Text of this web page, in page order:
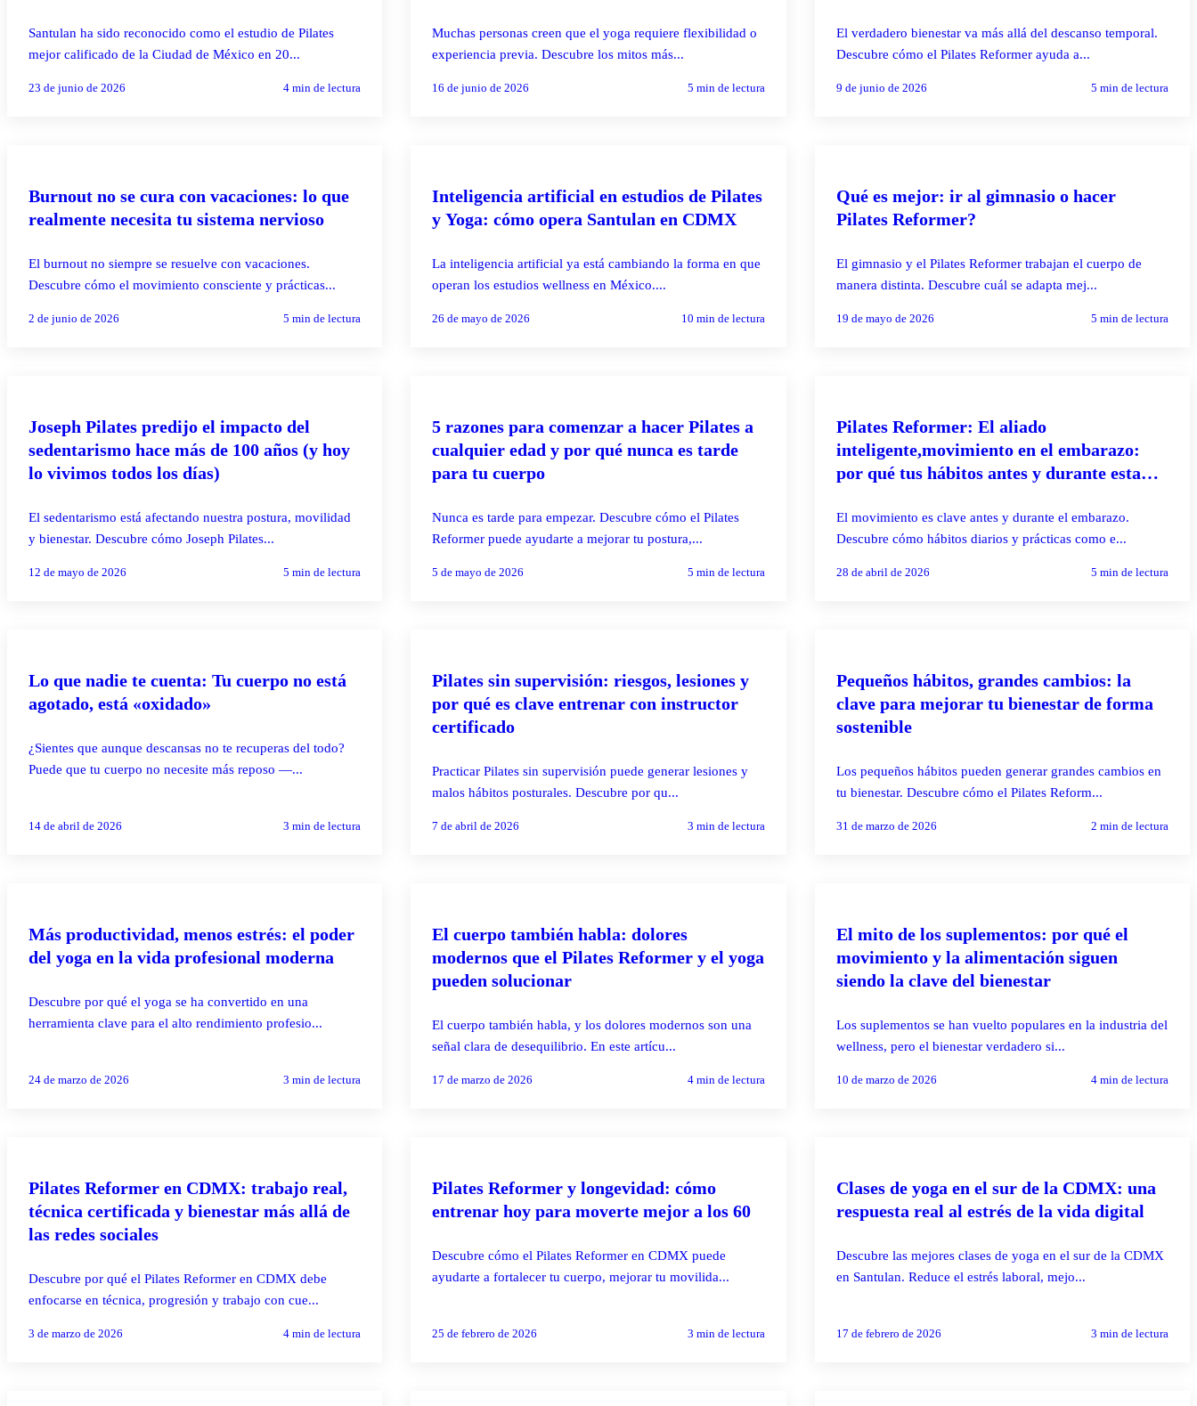
Santulan ha sido reconocido como el estudio de Pilates
mejor calificado de la Ciudad de México en 20...
23 de junio de 2026 4 min de lectura
Muchas personas creen que el yoga requiere flexibilidad o
experiencia previa. Descubre los mitos más...
16 de junio de 2026 5 min de lectura
El verdadero bienestar va más allá del descanso temporal.
Descubre cómo el Pilates Reformer ayuda a...
9 de junio de 2026 5 min de lectura
Burnout no se cura con vacaciones: lo que
realmente necesita tu sistema nervioso
El burnout no siempre se resuelve con vacaciones.
Descubre cómo el movimiento consciente y prácticas...
2 de junio de 2026 5 min de lectura
Inteligencia artificial en estudios de Pilates
y Yoga: cómo opera Santulan en CDMX
La inteligencia artificial ya está cambiando la forma en que
operan los estudios wellness en México....
26 de mayo de 2026 10 min de lectura
Qué es mejor: ir al gimnasio o hacer
Pilates Reformer?
El gimnasio y el Pilates Reformer trabajan el cuerpo de
manera distinta. Descubre cuál se adapta mej...
19 de mayo de 2026 5 min de lectura
Joseph Pilates predijo el impacto del
sedentarismo hace más de 100 años (y hoy
lo vivimos todos los días)
El sedentarismo está afectando nuestra postura, movilidad
y bienestar. Descubre cómo Joseph Pilates...
12 de mayo de 2026 5 min de lectura
5 razones para comenzar a hacer Pilates a
cualquier edad y por qué nunca es tarde
para tu cuerpo
Nunca es tarde para empezar. Descubre cómo el Pilates
Reformer puede ayudarte a mejorar tu postura,...
5 de mayo de 2026 5 min de lectura
Pilates Reformer: El aliado
inteligente,movimiento en el embarazo:
por qué tus hábitos antes y durante esta
El movimiento es clave antes y durante el embarazo.
Descubre cómo hábitos diarios y prácticas como e...
28 de abril de 2026 5 min de lectura
Lo que nadie te cuenta: Tu cuerpo no está
agotado, está «oxidado»
¿Sientes que aunque descansas no te recuperas del todo?
Puede que tu cuerpo no necesite más reposo —...
14 de abril de 2026 3 min de lectura
Pilates sin supervisión: riesgos, lesiones y
por qué es clave entrenar con instructor
certificado
Practicar Pilates sin supervisión puede generar lesiones y
malos hábitos posturales. Descubre por qu...
7 de abril de 2026 3 min de lectura
Pequeños hábitos, grandes cambios: la
clave para mejorar tu bienestar de forma
sostenible
Los pequeños hábitos pueden generar grandes cambios en
tu bienestar. Descubre cómo el Pilates Reform...
31 de marzo de 2026 2 min de lectura
Más productividad, menos estrés: el poder
del yoga en la vida profesional moderna
Descubre por qué el yoga se ha convertido en una
herramienta clave para el alto rendimiento profesio...
24 de marzo de 2026 3 min de lectura
El cuerpo también habla: dolores
modernos que el Pilates Reformer y el yoga
pueden solucionar
El cuerpo también habla, y los dolores modernos son una
señal clara de desequilibrio. En este artícu...
17 de marzo de 2026 4min de lectura
El mito de los suplementos: por qué el
movimiento y la alimentación siguen
siendo la clave del bienestar
Los suplementos se han vuelto populares en la industria del
wellness, pero el bienestar verdadero si...
10 de marzo de 2026 4min de lectura
Pilates Reformer en CDMX: trabajo real,
técnica certificada y bienestar más allá de
las redes sociales
Descubre por qué el Pilates Reformer en CDMX debe
enfocarse en técnica, progresión y trabajo con cue...
3 de marzo de 2026 4 min de lectura
Pilates Reformer y longevidad: cómo
entrenar hoy para moverte mejor a los 60
Descubre cómo el Pilates Reformer en CDMX puede
ayudarte a fortalecer tu cuerpo, mejorar tu movilida...
25 de febrero de 2026 3 min de lectura
Clases de yoga en el sur de la CDMX: una
respuesta real al estrés de la vida digital
Descubre las mejores clases de yoga en el sur de la CDMX
en Santulan. Reduce el estrés laboral, mejo...
17 de febrero de 2026 3 min de lectura